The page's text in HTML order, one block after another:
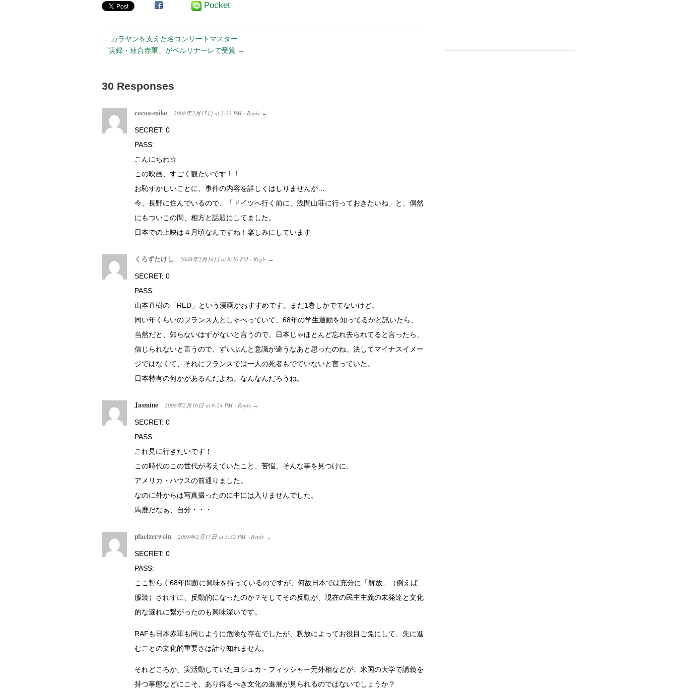
Pocket
← カラヤンを支えた名コンサートマスター
「実録・連合赤軍」がベルリナーレで受賞 →
30 Responses
cocoa-miko 2008年2月15日 at 2:33 PM · Reply →
SECRET: 0
PASS:
こんにちわ☆
この映画、すごく観たいです！！
お恥ずかしいことに、事件の内容を詳しくはしりませんが…
今、長野に住んでいるので、「ドイツへ行く前に、浅間山荘に行っておきたいね」と、偶然
にもついこの間、相方と話題にしてました。
日本での上映は４月頃なんですね！楽しみにしています
くろずたけし 2008年2月16日 at 8:30 PM · Reply →
SECRET: 0
PASS:
山本直樹の「RED」という漫画がおすすめです。まだ1巻しかでてないけど。
同い年くらいのフランス人としゃべっていて、68年の学生運動を知ってるかと訊いたら、
当然だと、知らないはずがないと言うので、日本じゃほとんど忘れ去られてると言ったら、
信じられないと言うので、ずいぶんと意識が違うなあと思ったのね。決してマイナスイメー
ジではなくて、それにフランスでは一人の死者もでていないと言っていた。
日本特有の何かがあるんだよね。なんなんだろうね。
Jasmine 2008年2月16日 at 9:24 PM · Reply →
SECRET: 0
PASS:
これ見に行きたいです！
この時代のこの世代が考えていたこと、苦悩、そんな事を見つけに。
アメリカ・ハウスの前通りました。
なのに外からは写真撮ったのに中には入りませんでした。
馬鹿だなぁ、自分・・・
pfaelzerwein 2008年2月17日 at 5:32 PM · Reply →
SECRET: 0
PASS:
ここ暫らく68年問題に興味を持っているのですが、何故日本では充分に「解放」（例えば
服装）されずに、反動的になったのか？そしてその反動が、現在の民主主義の未発達と文化
的な遅れに繋がったのも興味深いです。
RAFも日本赤軍も同じように危険な存在でしたが、釈放によってお役目ご免にして、先に進
むことの文化的重要さは計り知れません。
それどころか、実活動していたヨシュカ・フィッシャー元外相などが、米国の大学で講義を
持つ事態などにこそ、あり得るべき文化の進展が見られるのではないでしょうか？